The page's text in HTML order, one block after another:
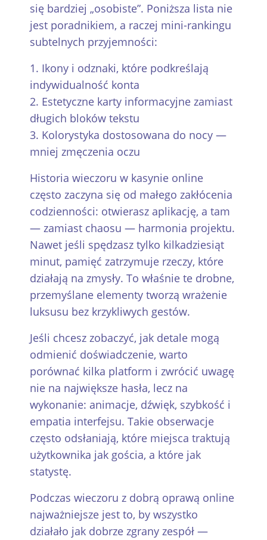
się bardziej „osobiste”. Poniższa lista nie
jest poradnikiem, a raczej mini-rankingu
subtelnych przyjemności:
Ikony i odznaki, które podkreślają
indywidualność konta
Estetyczne karty informacyjne zamiast
długich bloków tekstu
Kolorystyka dostosowana do nocy —
mniej zmęczenia oczu
Historia wieczoru w kasynie online
często zaczyna się od małego zakłócenia
codzienności: otwierasz aplikację, a tam
— zamiast chaosu — harmonia projektu.
Nawet jeśli spędzasz tylko kilkadziesiąt
minut, pamięć zatrzymuje rzeczy, które
działają na zmysły. To właśnie te drobne,
przemyślane elementy tworzą wrażenie
luksusu bez krzykliwych gestów.
Jeśli chcesz zobaczyć, jak detale mogą
odmienić doświadczenie, warto
porównać kilka platform i zwrócić uwagę
nie na największe hasła, lecz na
wykonanie: animacje, dźwięk, szybkość i
empatia interfejsu. Takie obserwacje
często odsłaniają, które miejsca traktują
użytkownika jak gościa, a które jak
statystę.
Podczas wieczoru z dobrą oprawą online
najważniejsze jest to, by wszystko
działało jak dobrze zgrany zespół —